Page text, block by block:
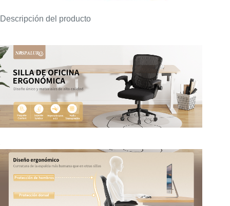
Descripción del producto